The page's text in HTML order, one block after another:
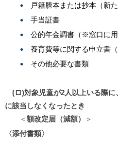
戸籍謄本または抄本（新
手当証書
公的年金調書（※窓口に用
養育費等に関する申立書
その他必要な書類
(ロ)対象児童が2人以上いる際に
に該当しなくなったとき
＜額改定届（減額）
＞
〈添付書類〉